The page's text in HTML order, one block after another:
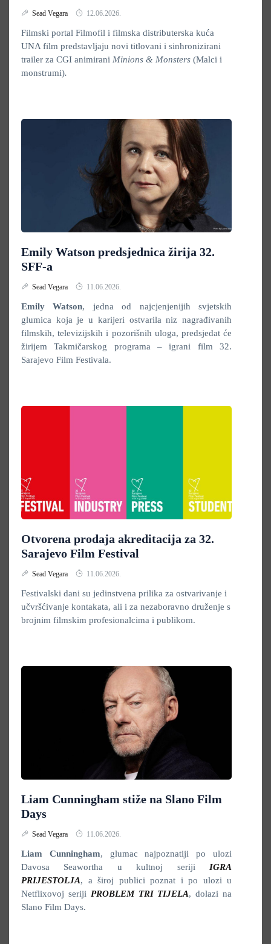
Sead Vegara 12.06.2026.
Filmski portal Filmofil i filmska distributerska kuća
UNA film predstavljaju novi titlovani i sinhronizirani
trailer za CGI animirani Minions & Monsters (Malci i
monstrumi).
Emily Watson predsjednica žirija 32.
SFF-a
Sead Vegara 11.06.2026.
Emily Watson, jedna od najcjenjenijih svjetskih
glumica koja je u karijeri ostvarila niz nagrađivanih
filmskih, televizijskih i pozorišnih uloga, predsjedat će
žirijem Takmičarskog programa – igrani film 32.
Sarajevo Film Festivala.
Otvorena prodaja akreditacija za 32.
Sarajevo Film Festival
Sead Vegara 11.06.2026.
Festivalski dani su jedinstvena prilika za ostvarivanje i
učvršćivanje kontakata, ali i za nezaboravno druženje s
brojnim filmskim profesionalcima i publikom.
Liam Cunningham stiže na Slano Film
Days
Sead Vegara 11.06.2026.
Liam Cunningham, glumac najpoznatiji po ulozi
Davosa Seawortha u kultnoj seriji IGRA
PRIJESTOLJA, a široj publici poznat i po ulozi u
Netflixovoj seriji PROBLEM TRI TIJELA, dolazi na
Slano Film Days.